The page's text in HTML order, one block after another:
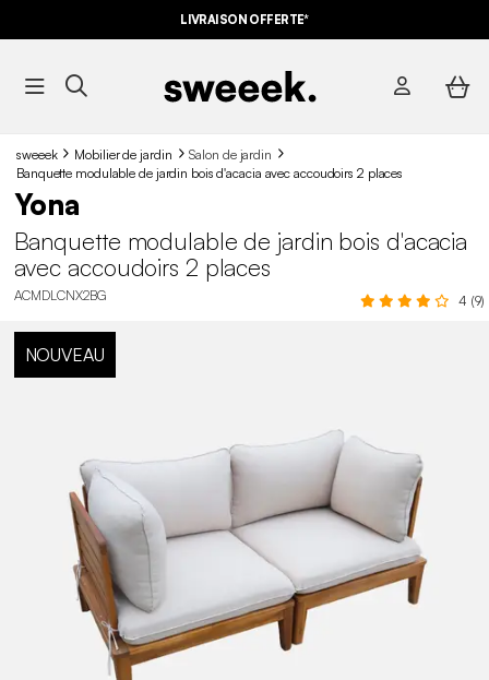
LIVRAISON OFFERTE*
sweeek Mobilier de jardin
Salon de jardin
Banquette modulable de jardin bois d'acacia avec accoudoirs 2 places
Yona
Banquette modulable de jardin bois d'acacia
avec accoudoirs 2 places
ACMDLCNX2BG 4 (9)
NOUVEAU